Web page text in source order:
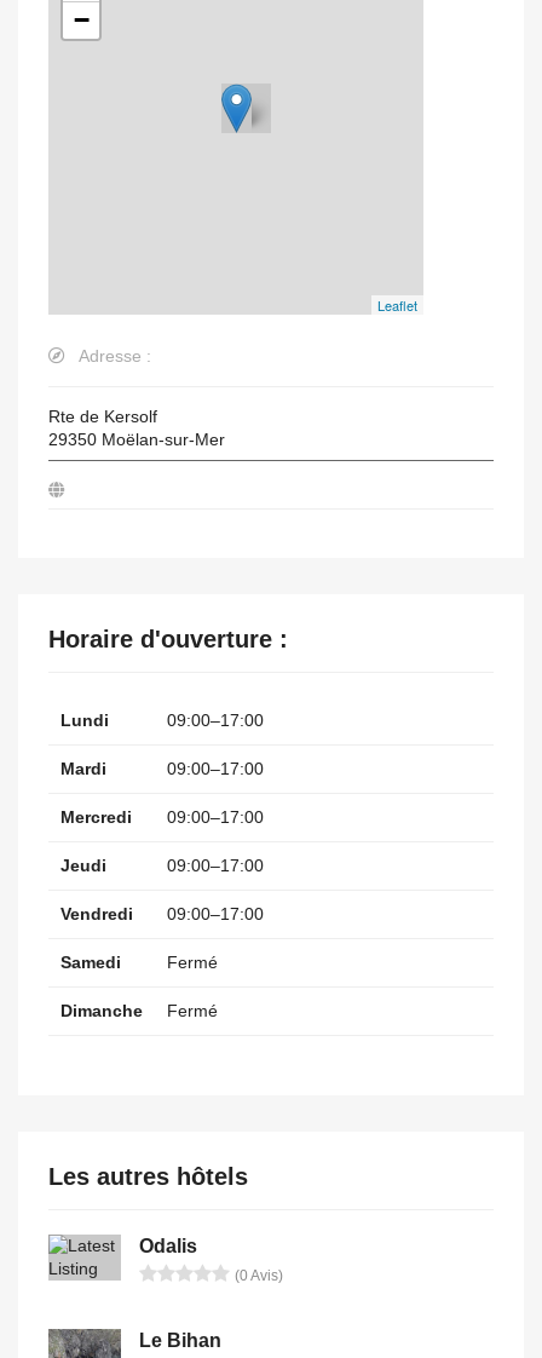
−
Leaflet
Adresse :
Rte de Kersolf
29350 Moëlan-sur-Mer
Horaire d'ouverture :
Lundi 09:00–17:00
Mardi 09:00–17:00
Mercredi 09:00–17:00
Jeudi 09:00–17:00
Vendredi 09:00–17:00
Samedi Fermé
Dimanche Fermé
Les autres hôtels
Odalis
(0 Avis)
Le Bihan